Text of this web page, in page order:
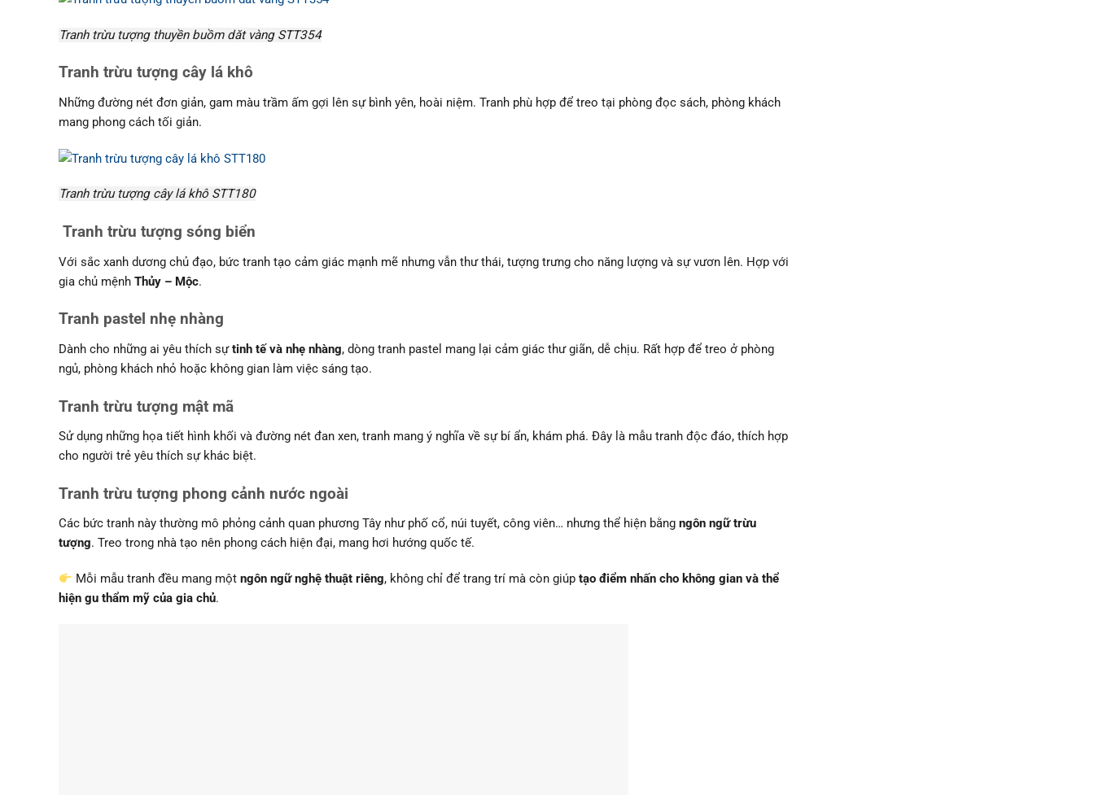
Tranh trừu tượng thuyền buồm dăt vàng STT354
Tranh trừu tượng cây lá khô
Những đường nét đơn giản, gam màu trầm ấm gợi lên sự bình yên, hoài niệm. Tranh phù hợp để treo tại phòng đọc sách, phòng khách
mang phong cách tối giản.
Tranh trừu tượng cây lá khô STT180
Tranh trừu tượng sóng biển
Với sắc xanh dương chủ đạo, bức tranh tạo cảm giác mạnh mẽ nhưng vẫn thư thái, tượng trưng cho năng lượng và sự vươn lên. Hợp với
gia chủ mệnh Thủy – Mộc.
Tranh pastel nhẹ nhàng
Dành cho những ai yêu thích sựtinh tế và nhẹ nhàng, dòng tranh pastel mang lại cảm giác thư giãn, dễ chịu. Rất hợp để treo ở phòng
ngủ, phòng khách nhỏ hoặc không gian làm việc sáng tạo.
Tranh trừu tượng mật mã
Sử dụng những họa tiết hình khối và đường nét đan xen, tranh mang ý nghĩa về sự bí ẩn, khám phá. Đây là mẫu tranh độc đáo, thích hợp
cho người trẻ yêu thích sự khác biệt.
Tranh trừu tượng phong cảnh nước ngoài
Các bức tranh này thường mô phỏng cảnh quan phương Tây như phố cổ, núi tuyết, công viên… nhưng thể hiện bằng ngôn ngữ trừu
tượng. Treo trong nhà tạo nên phong cách hiện đại, mang hơi hướng quốc tế.
Mỗi mẫu tranh đều mang mộtngôn ngữ nghệ thuật riêng, không chỉ để trang trí mà còn giúptạo điểm nhấn cho không gian và thể
hiện gu thẩm mỹ của gia chủ.